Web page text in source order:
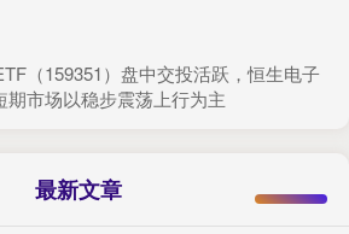
（159351）盘中交投活跃，恒生电子
市场以稳步震荡上行为主
最新文章